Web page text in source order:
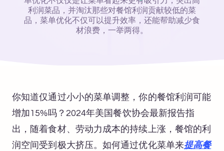
利润菜品，并淘汰那些对餐馆利润贡献较低的菜
品，菜单优化不仅可以提升效率，还能帮助减少食
材浪费，一举两得。
你知道仅通过小小的菜单调整，你的餐馆利润可能
增加15%吗？2024年美国餐饮协会最新报告指
出，随着食材、劳动力成本的持续上涨，餐馆的利
润空间受到极大挤压。如何通过优化菜单来提高餐